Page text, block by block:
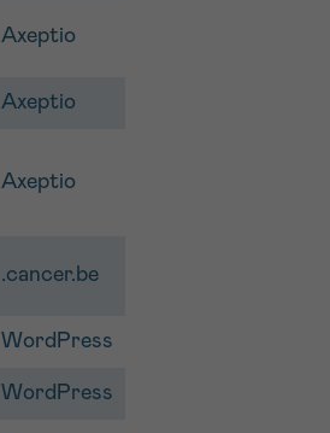
Axeptio
Axeptio
Axeptio
.cancer.be
WordPress
WordPress